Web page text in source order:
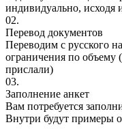
индивидуально, исходя
02.
Перевод документов
Переводим с русского
ограничения по объему
прислали)
03.
Заполнение анкет
Вам потребуется
Внутри будут примеры